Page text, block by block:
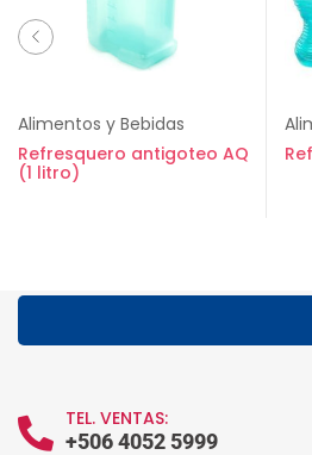
Alimentos y Bebidas
Refresquero antigoteo AQ
(1 litro)
TEL. VENTAS:
+506 4052 5999